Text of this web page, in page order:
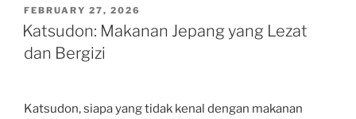
POSTED
ON
FEBRUARY 27, 2026
Katsudon: Makanan Jepang yang Lezat
dan Bergizi
Katsudon, siapa yang tidak kenal dengan makanan